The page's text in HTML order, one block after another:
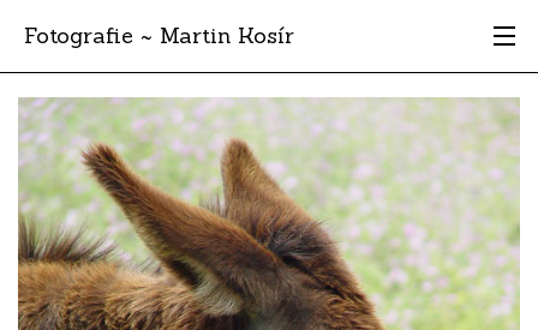
Fotografie ~ Martin Kosír
Moje obľúbené
Albumy
Miesta
Archív